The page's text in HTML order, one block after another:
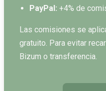
PayPal: +4% de
Las comisiones se
gratuito. Para evitar
Bizum o transferencia.